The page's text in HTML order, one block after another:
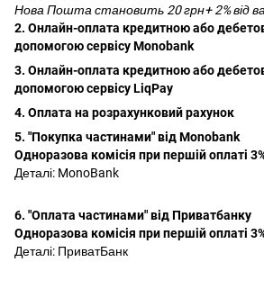
Нова Пошта становить 20 грн+ 2% від
2. Онлайн-оплата кредитною або
допомогою сервісу Monobank
3. Онлайн-оплата кредитною або
допомогою сервісу LiqPay
4. Оплата на розрахунковий рахунок
5. "Покупка частинами" від Monobank
Одноразова комісія при першій оплаті
Деталі: MonoBank
6. "Оплата частинами" від Приватбанку
Одноразова комісія при першій оплаті
Деталі: ПриватБанк